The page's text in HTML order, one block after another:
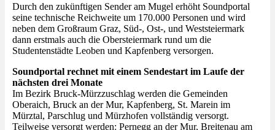
Durch den zukünftigen Sender am Mugel erhöht Soundportal
seine technische Reichweite um 170.000 Personen und wird
neben dem Großraum Graz, Süd-, Ost-, und Weststeiermark
dann erstmals auch die Obersteiermark rund um die
Studentenstädte Leoben und Kapfenberg versorgen.
Soundportal rechnet mit einem Sendestart im Laufe der
nächsten drei Monate
Im Bezirk Bruck-Mürzzuschlag werden die Gemeinden
Oberaich, Bruck an der Mur, Kapfenberg, St. Marein im
Mürztal, Parschlug und Mürzhofen vollständig versorgt.
Teilweise versorgt werden: Pernegg an der Mur, Breitenau am